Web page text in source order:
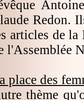
Redon.
articles de la
l'Assemblée
place des
thème